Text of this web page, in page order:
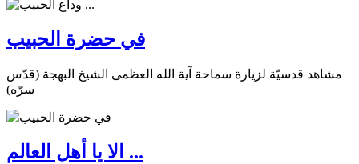
في حضرة الحبيب
مشاهد قدسيّة لزيارة سماحة آية الله العظمى الشيخ البهجة (قدّس
سرّه)
الا يا أهل العالم ...